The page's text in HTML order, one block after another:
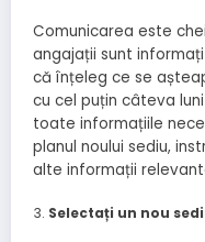
Comunicarea este
angajații sunt
că înțeleg ce se
cu cel puțin câteva
toate informațiile
planul noului sediu,
alte informații
Selectați un nou